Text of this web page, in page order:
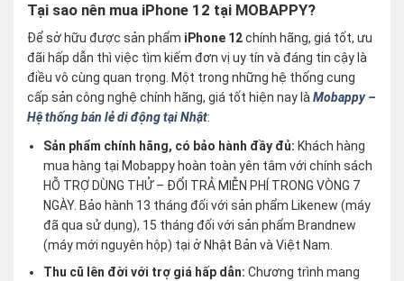
Tại sao nên mua iPhone 12 tại MOBAPPY?
Để sở hữu được sản phẩm iPhone 12chính hãng, giá tốt, ưu
đãi hấp dẫn thì việc tìm kiếm đơn vị uy tín và đáng tin cậy là
điều vô cùng quan trọng. Một trong những hệ thống cung
cấp sản công nghệ chính hãng, giá tốt hiện nay là Mobappy –
Hệ thống bán lẻ di động tại Nhật:
Sản phẩm chính hãng, có bảo hành đầy đủ: Khách hàng
mua hàng tại Mobappy hoàn toàn yên tâm với chính sách
HỖ TRỢ DÙNG THỬ – ĐỔI TRẢ MIỄN PHÍ TRONG VÒNG 7
NGÀY. Bảo hành 13 tháng đối với sản phẩm Likenew (máy
đã qua sử dụng), 15 tháng đối với sản phẩm Brandnew
(máy mới nguyên hộp) tại ở Nhật Bản và Việt Nam.
Thu cũ lên đời với trợ giá hấp dẫn:Chương trình mang